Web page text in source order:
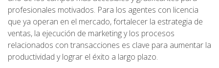
profesionales motivados. Para los agentes con licencia
que ya operan en el mercado, fortalecer la estrategia de
ventas, la ejecución de marketing y los procesos
relacionados con transacciones es clave para aumentar la
productividad y lograr el éxito a largo plazo.